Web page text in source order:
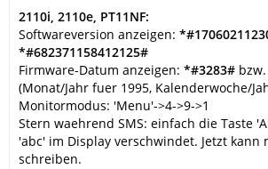
2110i, 2110e, PT11NF:
Softwareversion anzeigen:
*#682371158412125#
Firmware-Datum anzeigen: *#3283# bzw.
(Monat/Jahr fuer 1995, Kalenderwoche/
Monitormodus: 'Menu'->4->9->1
Stern waehrend SMS: einfach die Taste
'abc' im Display verschwindet. Jetzt kann
schreiben.